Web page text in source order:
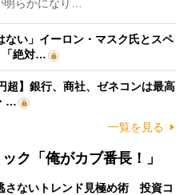
らかになり…
ない」イーロン・マスク氏とスペ
「絶対…
超】銀行、商社、ゼネコンは最高
…
一覧を見る
ク「俺がカブ番長！」
さないトレンド見極め術 投資コ